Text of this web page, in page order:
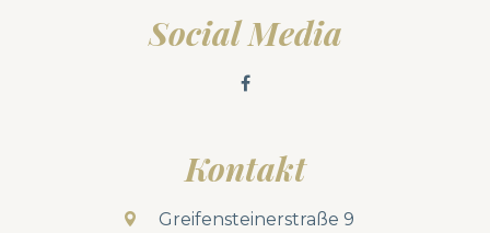
Social Media
Kontakt
Greifensteinerstraße 9